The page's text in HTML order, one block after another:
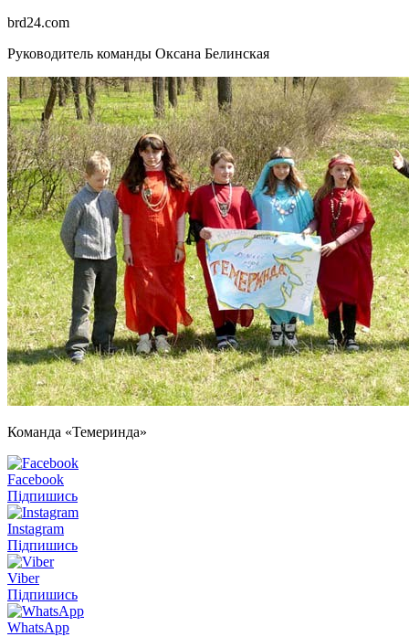
brd24.com
Руководитель команды Оксана Белинская
Команда «Темеринда»
Facebook
Підпишись
Instagram
Підпишись
Viber
Підпишись
WhatsApp